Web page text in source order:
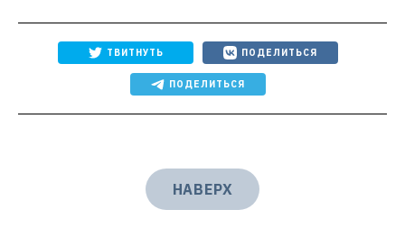
ТВИТНУТЬ ПОДЕЛИТЬСЯ
ПОДЕЛИТЬСЯ
НАВЕРХ